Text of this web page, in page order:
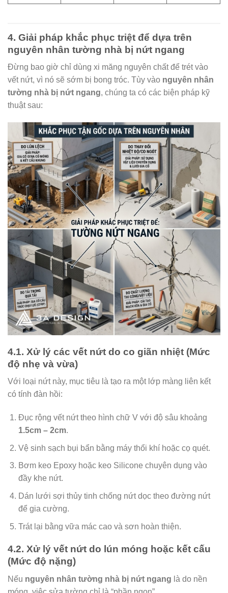
4. Giải pháp khắc phục triệt để dựa trên
nguyên nhân tường nhà bị nứt ngang
Đừng bao giờ chỉ dùng xi măng nguyên chất để trét vào
vết nứt, vì nó sẽ sớm bị bong tróc. Tùy vào nguyên nhân
tường nhà bị nứt ngang, chúng ta có các biện pháp kỹ
thuật sau:
4.1. Xử lý các vết nứt do co giãn nhiệt (Mức
độ nhẹ và vừa)
Với loại nứt này, mục tiêu là tạo ra một lớp màng liên kết
có tính đàn hồi:
Đục rộng vết nứt theo hình chữ V với độ sâu khoảng
1.5cm – 2cm.
Vệ sinh sạch bụi bẩn bằng máy thổi khí hoặc cọ quét.
Bơm keo Epoxy hoặc keo Silicone chuyên dụng vào
đầy khe nứt.
Dán lưới sợi thủy tinh chống nứt dọc theo đường nứt
để gia cường.
Trát lại bằng vữa mác cao và sơn hoàn thiện.
4.2. Xử lý vết nứt do lún móng hoặc kết cấu
(Mức độ nặng)
Nếu nguyên nhân tường nhà bị nứt ngang là do nền